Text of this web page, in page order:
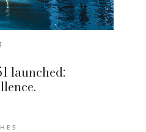
launched: